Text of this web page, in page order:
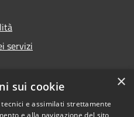
servizi
Copyright © 2026 • Comune di
×
sui cookie
e assimilati strettamente
e alla navigazione del sito,